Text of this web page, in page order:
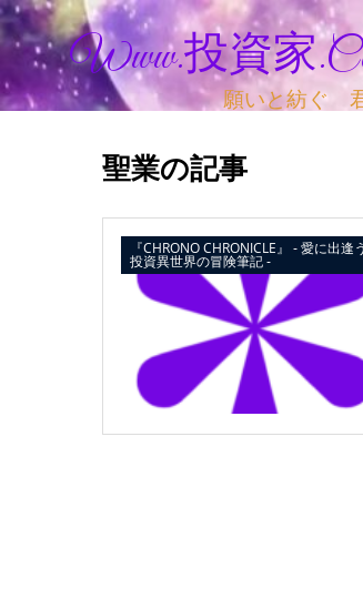
Www.投資家
願いと紡ぐ 君
聖業の記事
『CHRONO CHRONICLE』 ‐ 愛に出逢う
投資異世界の冒険筆記 ‐